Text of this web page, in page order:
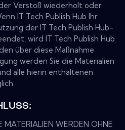
Verstoß wiederholt oder
IT Tech Publish Hub Ihr
der IT Tech Publish Hub-
wird IT Tech Publish Hub
über diese Maßnahme
werden Sie die Materialien
alle hierin enthaltenen
MATERIALIEN WERDEN OHNE